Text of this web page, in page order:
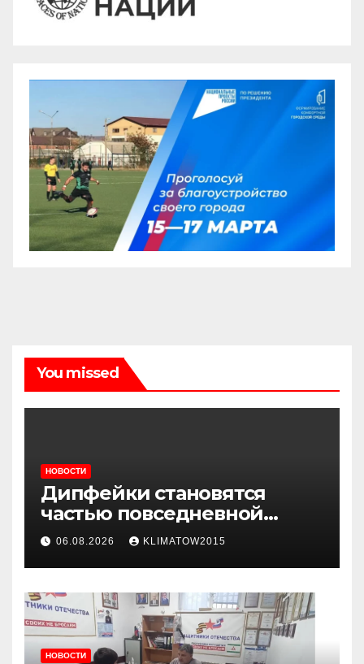
You missed
НОВОСТИ
Дипфейки становятся
частью повседневной
жизни: почему жителям
Ингушетии важно быть
внимательнее
06.08.2026 KLIMATOW2015
НОВОСТИ